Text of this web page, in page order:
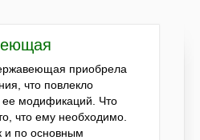
приобрела
что повлекло
ее модификаций. Что
что ему необходимо.
и по основным